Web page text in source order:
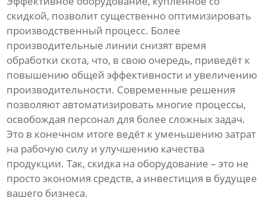
скидкой, позволит существенно оптимизировать
производственный процесс. Более
производительные линии снизят время
обработки скота, что, в свою очередь, приведёт к
повышению общей эффективности и увеличению
производительности. Современные решения
позволяют автоматизировать многие процессы,
освобождая персонал для более сложных задач.
Это в конечном итоге ведёт к уменьшению затрат
на рабочую силу и улучшению качества
продукции. Так, скидка на оборудование – это не
просто экономия средств, а инвестиция в будущее
вашего бизнеса.